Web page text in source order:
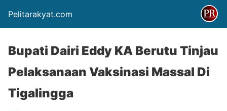
Pelitarakyat.com
Bupati Dairi Eddy KA Berutu Tinjau
Pelaksanaan Vaksinasi Massal Di
Tigalingga